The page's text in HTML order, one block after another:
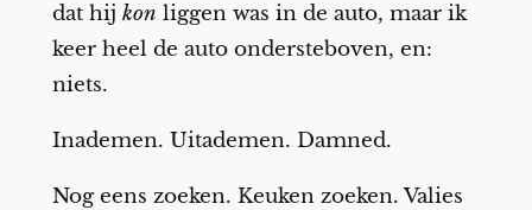
dat hij kon liggen was in de auto, maar ik
keer heel de auto ondersteboven, en:
niets.
Inademen. Uitademen. Damned.
Nog eens zoeken. Keuken zoeken. Valies